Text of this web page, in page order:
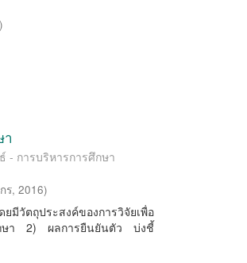
)
- การบริหารการศึกษา
ร,2016)
มีวัตถุประสงค์ของการวิจัยเพื่อ
กษา 2) ผลการยืนยันตัว บ่งชี้